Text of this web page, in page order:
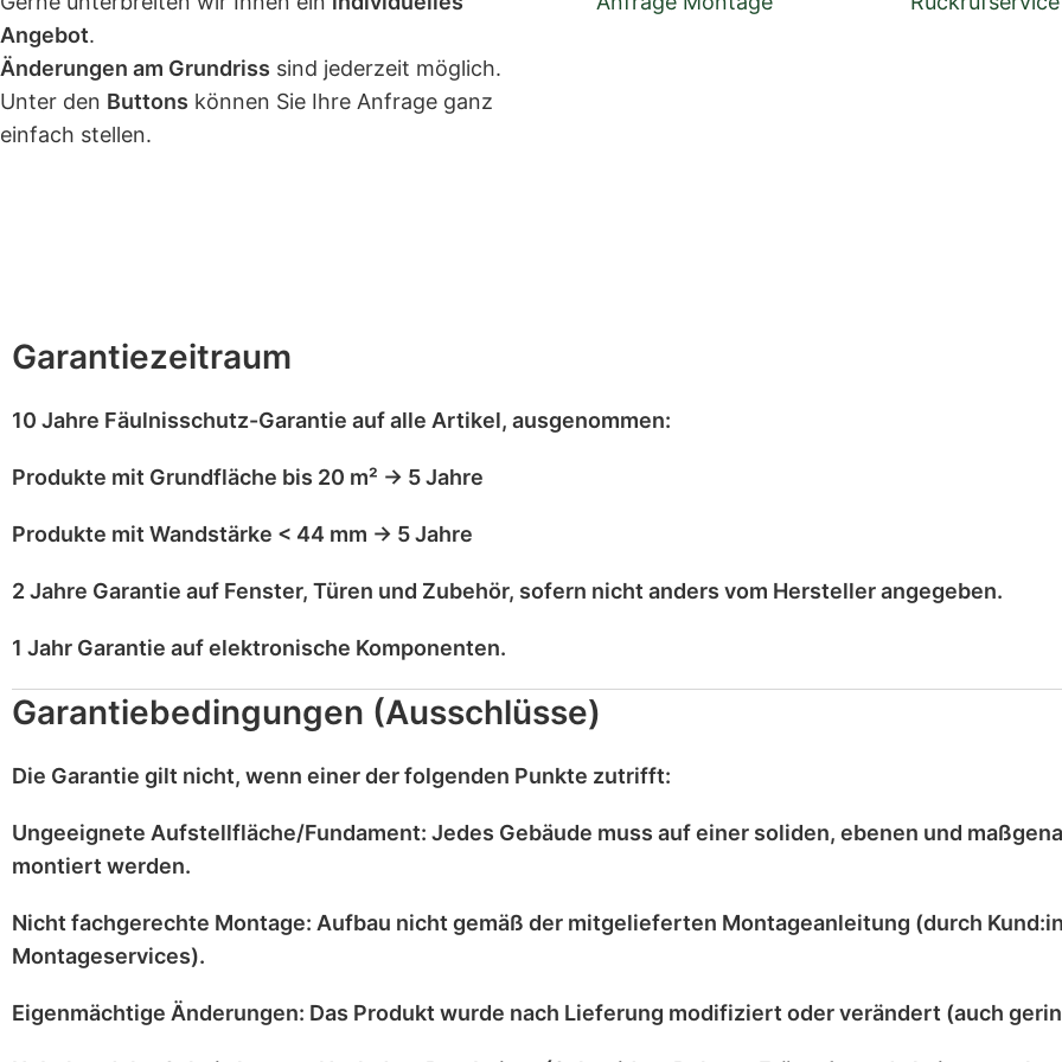
Angebot.
Änderungen am Grundriss sind jederzeit möglich.
Unter den Buttons können Sie Ihre Anfrage ganz
einfach stellen.
Garantiezeitraum
10 Jahre Fäulnisschutz-Garantie auf alle Artikel, ausgenommen:
Produkte mit Grundfläche bis 20 m² → 5 Jahre
Produkte mit Wandstärke < 44 mm → 5 Jahre
2 Jahre Garantie auf Fenster, Türen und Zubehör, sofern nicht anders vom Hersteller angegeben.
1 Jahr Garantie aufelektronische Komponenten.
Garantiebedingungen (Ausschlüsse)
Die Garantie gilt nicht, wenn einer der folgenden Punkte zutrifft:
Ungeeignete Aufstellfläche/Fundament: Jedes Gebäude muss auf einer soliden, ebenen und
montiert werden.
Nicht fachgerechte Montage: Aufbau nicht gemäß der mitgelieferten Montageanleitung (durch
Montageservices).
Eigenmächtige Änderungen: Das Produkt wurde nach Lieferung modifiziert oderverändert (auch